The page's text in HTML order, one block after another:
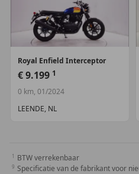
Royal Enfield Interceptor
€ 9.199 1
0 km, 01/2024
LEENDE, NL
BTW verrekenbaar
Specificatie van de fabrikant voor